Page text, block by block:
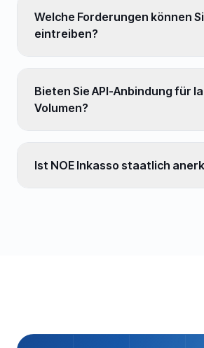
Welche Forderungen können
eintreiben?
Bieten Sie API-Anbindung für
Volumen?
Ist NOE Inkasso staatlich